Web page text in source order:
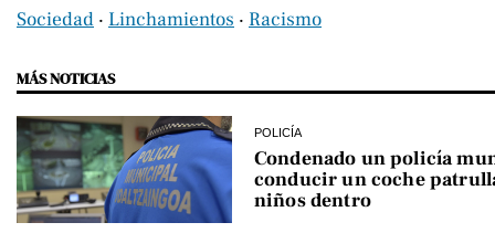
Sociedad ‧ Linchamientos ‧ Racismo
MÁS NOTICIAS
POLICÍA
Condenado un policía
conducir un coche
niños dentro